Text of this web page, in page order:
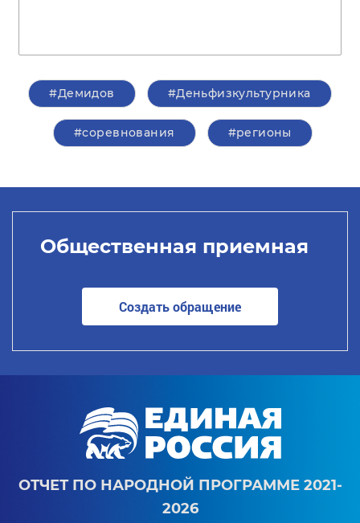
#Демидов #Деньфизкультурника
#соревнования #регионы
Общественная приемная
Создать обращение
ОТЧЕТ ПО НАРОДНОЙ ПРОГРАММЕ 2021-
2026